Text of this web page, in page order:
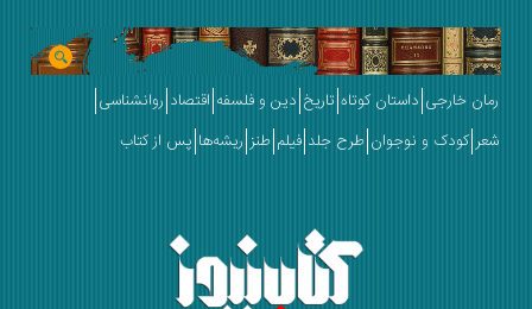
خارجی داستان کوتاه تاریخ دین و فلسفه اقتصاد روانشناسی
کودک و نوجوان طرح جلد فیلم طنز ریشه‌ها پس از کتاب